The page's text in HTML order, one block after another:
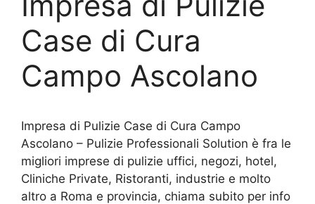
Case di Cura
Campo Ascolano
Impresa di Pulizie Case di Cura Campo
Ascolano – Pulizie Professionali Solution è fra le
migliori imprese di pulizie uffici, negozi, hotel,
Cliniche Private, Ristoranti, industrie e molto
altro a Roma e provincia, chiama subito per info